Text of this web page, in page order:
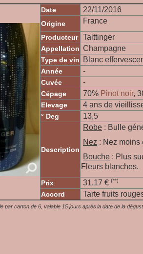
Date 22/11/2016
Origine France
Producteur Taittinger
Appellation Champagne
Type de vin Blanc
Année -
Cuvée -
Cépage 70% Pinot noir,
Elevage 4 ans de
° Deg 13,5
Description
Robe : Bulle
Nez : Nez moins
Bouche : Plus
Fleurs blanches.
Prix 31,17 € (**)
Accord Tarte fruits
par carton de 6, valable 15 jours après la date de la